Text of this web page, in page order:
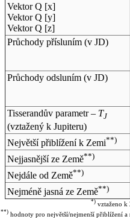
Vektor Q [x]
Vektor Q [y]
Vektor Q [z]
Průchody přísluním (v JD)
Průchody odsluním (v JD)
Tisserandův parametr – TJ
(vztažený k Jupiteru)
Největší přiblížení k Zemi**)
Nejjasnější ze Země**)
Nejdále od Země**)
Nejméně jasná ze Země**)
*)vztaženo k
**) hodnoty pro největší/nejmenší přiblížení